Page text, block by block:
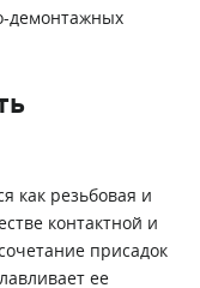
демонтажных
как резьбовая и
контактной и
присадок
ее